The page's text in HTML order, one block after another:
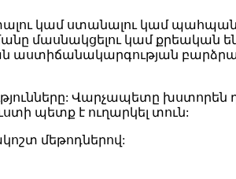
կամ ստանալու կամ
մասնակցելու կամ քրեական
աստիճանակարգության
Վարչապետը
պետք է ուղարկել տուն:
մեթոդներով: